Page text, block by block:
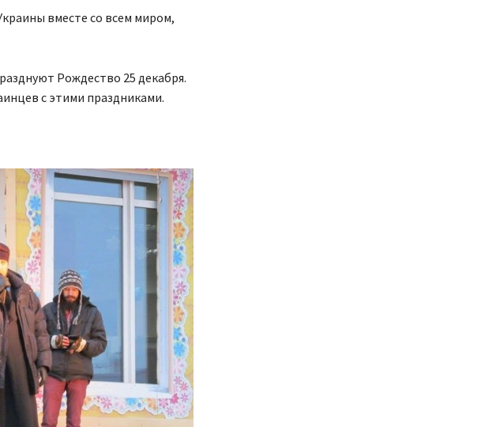
вместе со всем миром,
Рождество 25 декабря.
с этими праздниками.